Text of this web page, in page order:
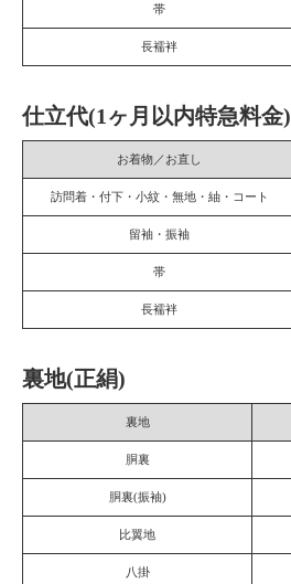
帯
長襦袢
仕立代(1ヶ月以内特急料金)
お着物／お直し
訪問着・付下・小紋・無地・紬・コート
留袖・振袖
帯
長襦袢
裏地(正絹)
裏地
胴裏
胴裏(振袖)
比翼地
八掛